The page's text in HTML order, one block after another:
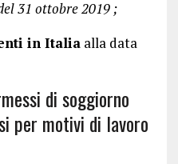
31 ottobre 2019 ;
in Italiaalla data
di soggiorno
per motivi di lavoro